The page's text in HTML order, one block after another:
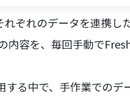
ぞれのデータを連携し
内容を、毎回手動で
る中で、手作業でのデ